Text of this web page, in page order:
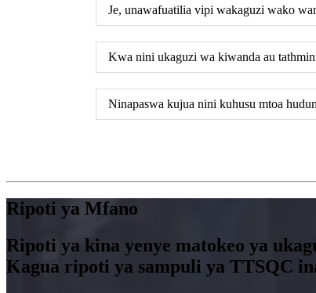
Je, unawafuatilia vipi wakaguzi wako
Kwa nini ukaguzi wa kiwanda au
Ninapaswa kujua nini kuhusu mtoa
Ripoti ya Mfano
Ripoti ya kina yenye matokeo ya
Kagua ripoti ya sampuli ya TTSQC